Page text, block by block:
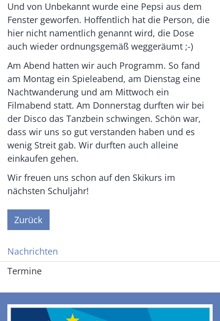
Und von Unbekannt wurde eine Pepsi aus dem
Fenster geworfen. Hoffentlich hat die Person, die
hier nicht namentlich genannt wird, die Dose
auch wieder ordnungsgemäß weggeräumt ;-)
Am Abend hatten wir auch Programm. So fand
am Montag ein Spieleabend, am Dienstag eine
Nachtwanderung und am Mittwoch ein
Filmabend statt. Am Donnerstag durften wir bei
der Disco das Tanzbein schwingen. Schön war,
dass wir uns so gut verstanden haben und es
wenig Streit gab. Wir durften auch alleine
einkaufen gehen.
Wir freuen uns schon auf den Skikurs im
nächsten Schuljahr!
Zurück
Nachrichten
Termine